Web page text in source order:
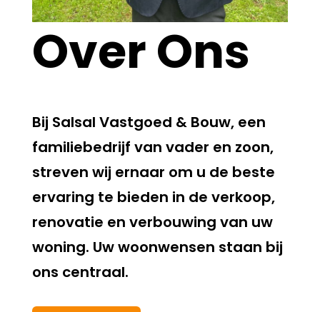
Over Ons
Bij Salsal Vastgoed & Bouw, een
familiebedrijf van vader en zoon,
streven wij ernaar om u de beste
ervaring te bieden in de verkoop,
renovatie en verbouwing van uw
woning. Uw woonwensen staan bij
ons centraal.